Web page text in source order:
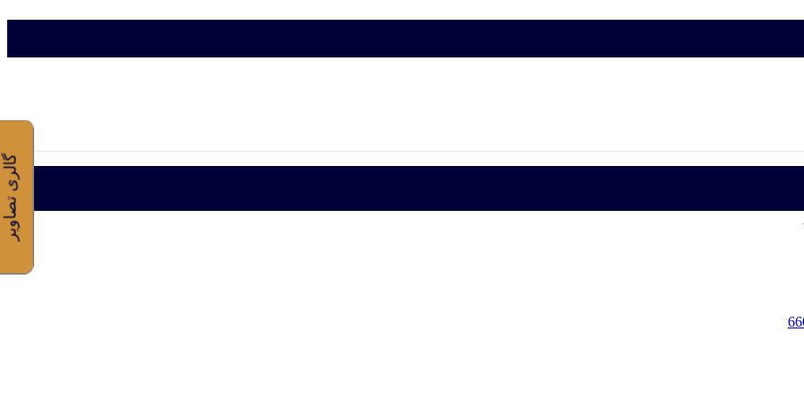
گالری تصاویر